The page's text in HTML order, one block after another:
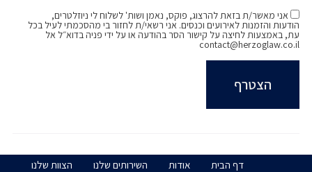
אני מאשר/ת בזאת להרצוג, פוקס, נאמן ושות' לשלוח לי ניוזלטרים,
הודעות והזמנות לאירועים וכנסים. אני רשאי/ת לחזור בי מהסכמתי לעיל בכל
עת, באמצעות לחיצה על קישור הסר בהודעה או על ידי פניה בדוא״ל אל
contact@herzoglaw.co.il
דף הבית אודות השירותים שלנו
הצוות שלנו